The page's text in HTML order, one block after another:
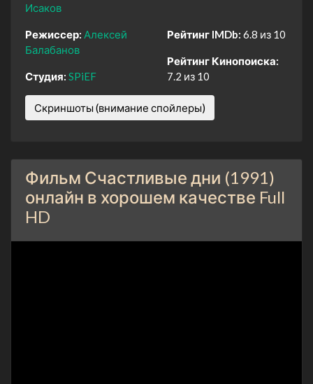
Исаков
Режиссер: Алексей
Балабанов
Студия: SPiEF
Рейтинг IMDb: 6.8 из 10
Рейтинг Кинопоиска:
7.2 из 10
Скриншоты (внимание спойлеры)
Фильм Счастливые дни (1991)
онлайн в хорошем качестве Full
HD